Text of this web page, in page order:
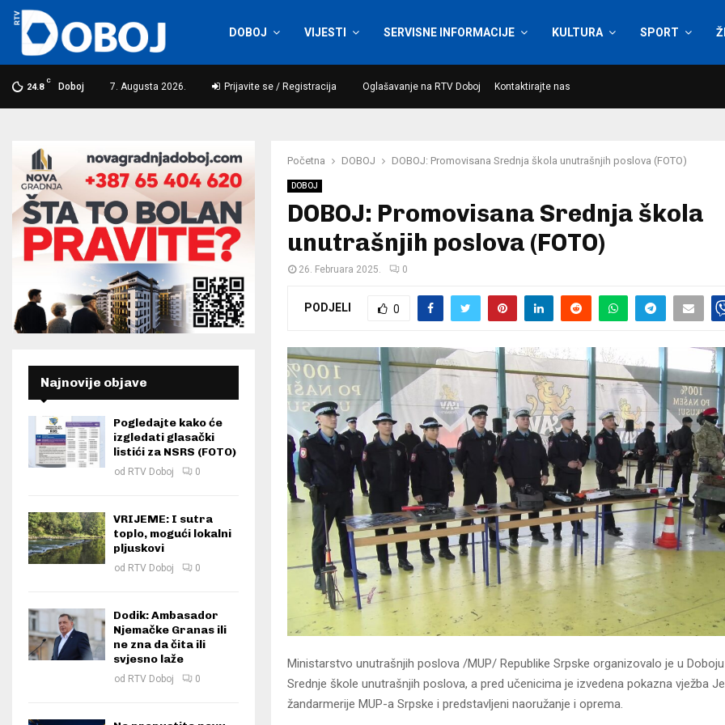
DOBOJ VIJESTI SERVISNE INFORMACIJE KULTURA SPORT
24.8
C
Doboj 7. Augusta 2026. Prijavite se / Registracija Oglašavanje na RTV Doboj Kontaktirajte nas
Početna DOBOJ DOBOJ: Promovisana Srednja škola unutrašnjih poslova (FOTO)
DOBOJ
DOBOJ: Promovisana Srednja škola
unutrašnjih poslova (FOTO)
26. Februara 2025. 0
PODJELI 0
Ministarstvo unutrašnjih poslova /MUP/ Republike Srpske organizovalo je u
Srednje škole unutrašnjih poslova, a pred učenicima je izvedena pokazna vježba
žandarmerije MUP-a Srpske i predstavljeni naoružanje i oprema.
Najnovije objave
Pogledajte kako će
izgledati glasački
listići za NSRS (FOTO)
od RTV Doboj 0
VRIJEME: I sutra
toplo, mogući lokalni
pljuskovi
od RTV Doboj 0
Dodik: Ambasador
Njemačke Granas ili
ne zna da čita ili
svjesno laže
od RTV Doboj 0